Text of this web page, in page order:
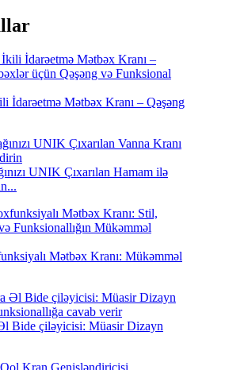
İdarəetmə Mətbəx Kranı – Qəşəng
UNIK Çıxarılan Hamam ilə
Mətbəx Kranı: Mükəmməl
Bide çiləyicisi: Müasir Dizayn